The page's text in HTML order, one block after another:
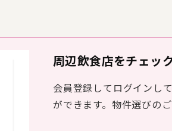
周辺飲食店をチェッ
会員登録してログインし
ができます。物件選びのご